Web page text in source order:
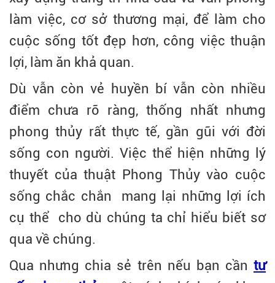
làm việc, cơ sở thương mại, để làm cho
cuộc sống tốt đẹp hơn, công việc thuận
lợi, làm ăn khả quan.
Dù vẫn còn vẻ huyền bí vẫn còn nhiều
điểm chưa rõ ràng, thống nhất nhưng
phong thủy rất thực tế, gần gũi với đời
sống con người. Việc thể hiện những lý
thuyết của thuật Phong Thủy vào cuộc
sống chắc chắn mang lại những lợi ích
cụ thể cho dù chúng ta chỉ hiểu biết sơ
qua về chúng.
Qua nhưng chia sẻ trên nếu bạn cần tư